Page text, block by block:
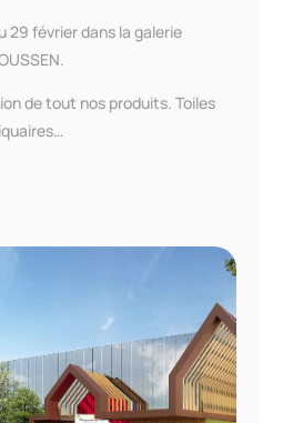
29 février dans la galerie
de tout nos produits. Toiles